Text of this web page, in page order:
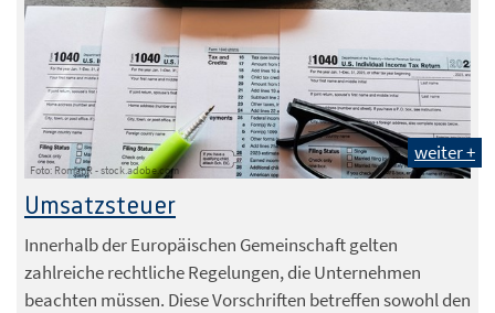
Foto: RomanR - stock.adobe.com
weiter +
Umsatzsteuer
Innerhalb der Europäischen Gemeinschaft gelten
zahlreiche rechtliche Regelungen, die Unternehmen
beachten müssen. Diese Vorschriften betreffen sowohl den